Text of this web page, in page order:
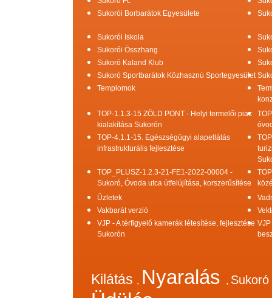
Sukorói Borbarátok Egyesülete
Sukorói Iskola
Sukorói Összhang
Sukoró Kaland Klub
Sukoró Sportbarátok Közhasznú Sportegyesület
Templomok
TOP-1.1.3-15 ZÖLD PONT - Helyi termelői piac
kialakítása Sukorón
TOP-4.1.1-15. Egészségügyi alapellátás
infrastrukturális fejlesztése
TOP_PLUSZ-1.2.3-21-FE1-2022-00004 -
Sukoró, Óvoda utca útfelújítása, korszerűsítése
Üzletek
Vakbarát verzió
VJP - A térfigyelő kamerák létesítése, fejlesztése
Sukorón
Kilátás , Nyaralás , Sukoró